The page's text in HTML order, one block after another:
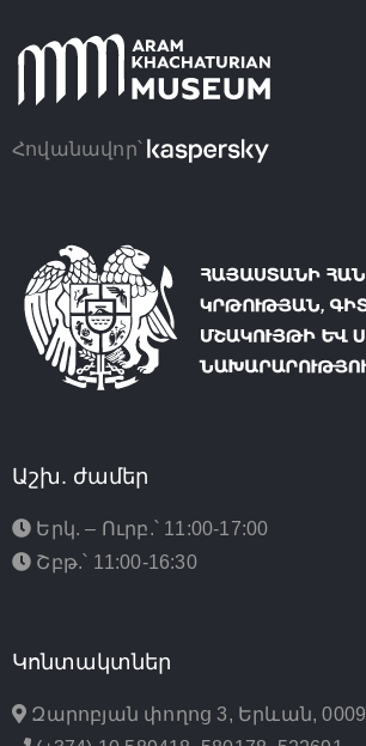
Հովանավոր՝
Աշխ. ժամեր
Երկ. – Ուրբ.՝ 11:00-17:00
Շբթ.՝ 11:00-16:30
Կոնտակտներ
Զարոբյան փողոց 3, Երևան, 0009